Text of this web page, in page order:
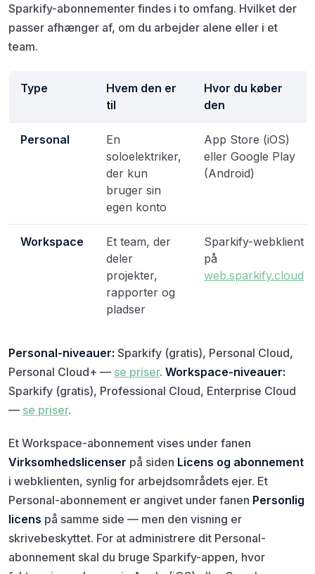
Sparkify-abonnementer findes i to omfang. Hvilket der
passer afhænger af, om du arbejder alene eller i et
team.
Type
Hvem den er
til
Hvor du køber
den
Personal
En
soloelektriker,
der kun
bruger sin
egen konto
App Store (iOS)
eller Google Play
(Android)
Workspace
Et team, der
deler
projekter,
rapporter og
pladser
Sparkify-webklient
på
web.sparkify.cloud
Personal-niveauer: Sparkify (gratis), Personal Cloud,
Personal Cloud+ — se priser. Workspace-niveauer:
Sparkify (gratis), Professional Cloud, Enterprise Cloud
— se priser.
Et Workspace-abonnement vises under fanen
Virksomhedslicenser på siden Licens og abonnement
i webklienten, synlig for arbejdsområdets ejer. Et
Personal-abonnement er angivet under fanen Personlig
licens på samme side — men den visning er
skrivebeskyttet. For at administrere dit Personal-
abonnement skal du bruge Sparkify-appen, hvor